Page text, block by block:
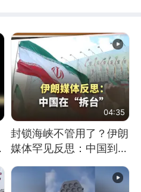
04:35
封锁海峡不管用了？伊朗
媒体罕见反思：中国到底
是不是在"拆台"